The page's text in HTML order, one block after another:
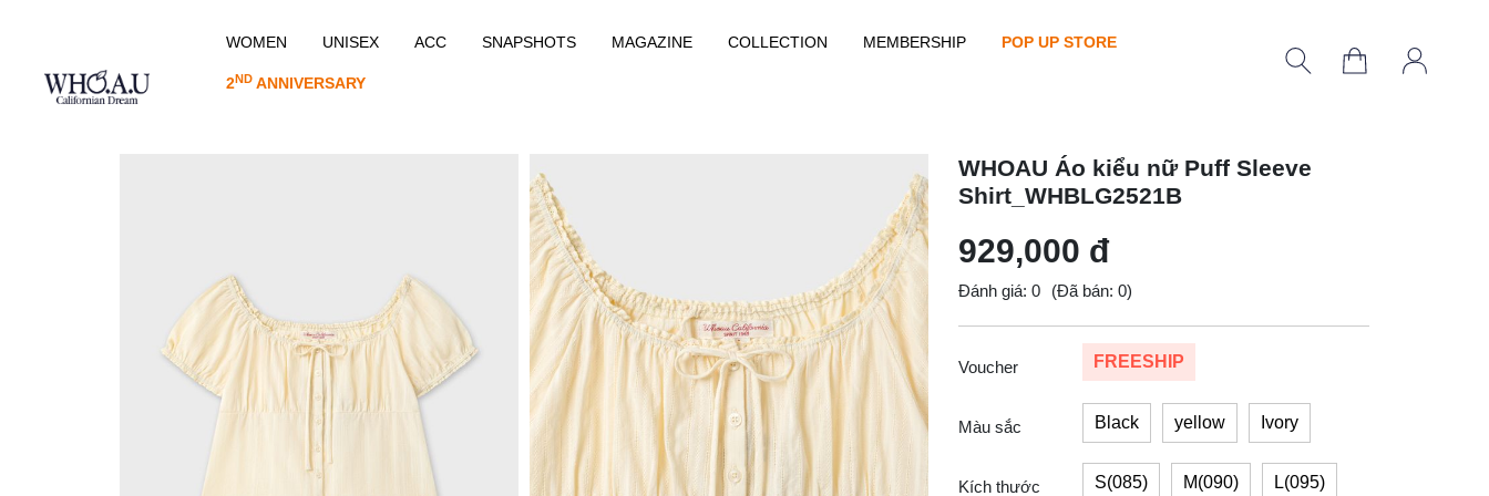
WOMEN UNISEX ACC SNAPSHOTS MAGAZINE COLLECTION MEMBERSHIP POP UP STORE
2NDANNIVERSARY
WHOAU Áo kiểu nữ Puff Sleeve
Shirt_WHBLG2521B
929,000 đ
Đánh giá: 0 (Đã bán: 0)
Voucher FREESHIP
Màu sắc Black yellow Ivory
Kích thước S(085) M(090) L(095)